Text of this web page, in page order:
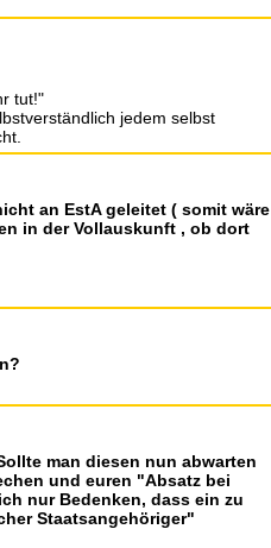
tut!"
jedem selbst
an EstA geleitet ( somit wäre
in der Vollauskunft , ob dort
man diesen nun abwarten
und euren "Absatz bei
nur Bedenken, dass ein zu
Staatsangehöriger"